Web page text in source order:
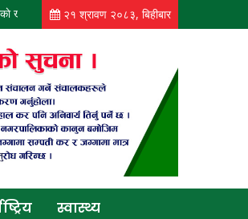
गरिन् आत्महत्या कोटीहोममा पिकअपको ठक्करबाट
२१ श्रावण २०८३, बिहीबार
स्वास्थ्य